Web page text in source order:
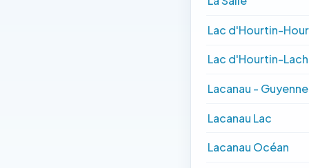
Lac d'Hourtin-
Lac d'Hourtin-
Lacanau - Guyenne
Lacanau Lac
Lacanau Océan